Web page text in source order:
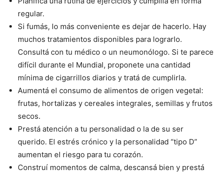
regular.
Si fumás, lo más conveniente es dejar de hacerlo. Hay
muchos tratamientos disponibles para lograrlo.
Consultá con tu médico o un neumonólogo. Si te parece
difícil durante el Mundial, proponete una cantidad
mínima de cigarrillos diarios y tratá de cumplirla.
Aumentá el consumo de alimentos de origen vegetal:
frutas, hortalizas y cereales integrales, semillas y frutos
secos.
Prestá atención a tu personalidad o la de su ser
querido. El estrés crónico y la personalidad “tipo D”
aumentan el riesgo para tu corazón.
Construí momentos de calma, descansá bien y prestá